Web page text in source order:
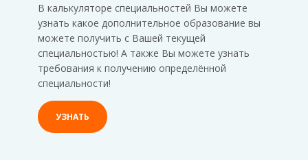
В калькуляторе специальностей Вы можете
узнать какое дополнительное образование вы
можете получить с Вашей текущей
специальностью! А также Вы можете узнать
требования к получению определённой
специальности!
УЗНАТЬ